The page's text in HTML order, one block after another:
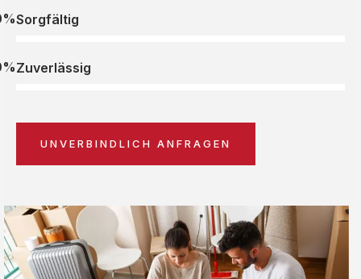
Sorgfältig
Zuverlässig
UNVERBINDLICH ANFRAGEN